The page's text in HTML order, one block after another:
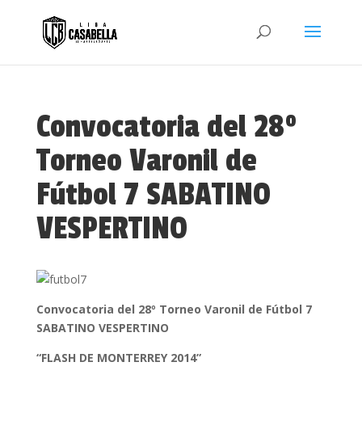
Convocatoria del 28º
Torneo Varonil de
Fútbol 7 SABATINO
VESPERTINO
Convocatoria del 28º Torneo Varonil de Fútbol 7
SABATINO VESPERTINO
“FLASH DE MONTERREY 2014”